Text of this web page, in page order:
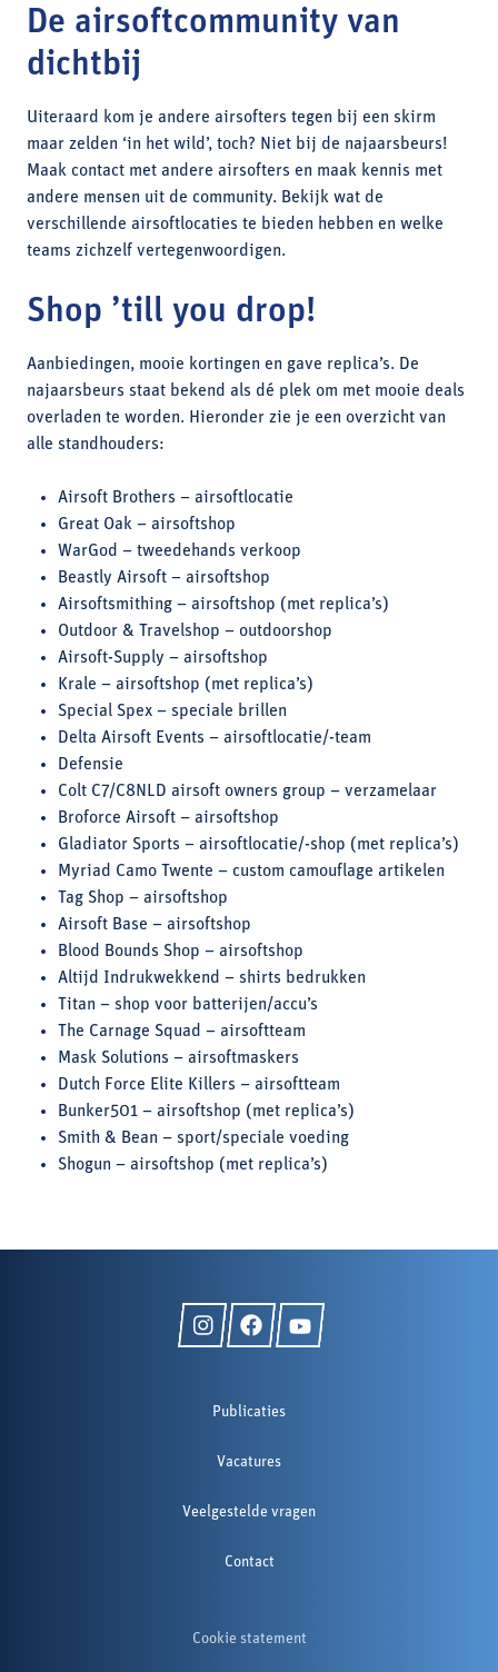
De airsoftcommunity van
dichtbij
Uiteraard kom je andere airsofters tegen bij een skirm
maar zelden ‘in het wild’, toch? Niet bij de najaarsbeurs!
Maak contact met andere airsofters en maak kennis met
andere mensen uit de community. Bekijk wat de
verschillende airsoftlocaties te bieden hebben en welke
teams zichzelf vertegenwoordigen.
Shop ’till you drop!
Aanbiedingen, mooie kortingen en gave replica’s. De
najaarsbeurs staat bekend als dé plek om met mooie deals
overladen te worden. Hieronder zie je een overzicht van
alle standhouders:
Airsoft Brothers – airsoftlocatie
Great Oak – airsoftshop
WarGod – tweedehands verkoop
Beastly Airsoft – airsoftshop
Airsoftsmithing – airsoftshop (met replica’s)
Outdoor & Travelshop – outdoorshop
Airsoft-Supply – airsoftshop
Krale – airsoftshop (met replica’s)
Special Spex – speciale brillen
Delta Airsoft Events – airsoftlocatie/-team
Defensie
Colt C7/C8NLD airsoft owners group – verzamelaar
Broforce Airsoft – airsoftshop
Gladiator Sports – airsoftlocatie/-shop (met replica’s)
Myriad Camo Twente – custom camouflage artikelen
Tag Shop – airsoftshop
Airsoft Base – airsoftshop
Blood Bounds Shop – airsoftshop
Altijd Indrukwekkend – shirts bedrukken
Titan – shop voor batterijen/accu’s
The Carnage Squad – airsoftteam
Mask Solutions – airsoftmaskers
Dutch Force Elite Killers – airsoftteam
Bunker501 – airsoftshop (met replica’s)
Smith & Bean – sport/speciale voeding
Shogun – airsoftshop (met replica’s)
Publicaties
Vacatures
Veelgestelde vragen
Contact
Cookie statement